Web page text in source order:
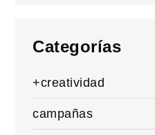
Categorías
+creatividad
campañas